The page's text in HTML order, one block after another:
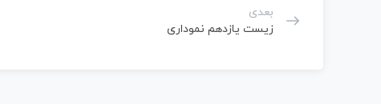
بعدی
زیست یازدهم نموداری